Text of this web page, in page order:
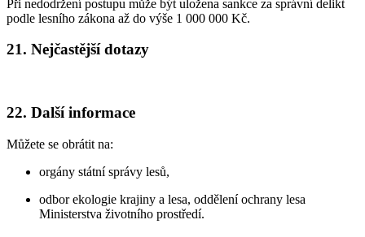
Při nedodržení postupu může být uložena sankce za správní delikt
podle lesního zákona až do výše 1 000 000 Kč.
21. Nejčastější dotazy
22. Další informace
Můžete se obrátit na:
orgány státní správy lesů,
odbor ekologie krajiny a lesa, oddělení ochrany lesa
Ministerstva životního prostředí.